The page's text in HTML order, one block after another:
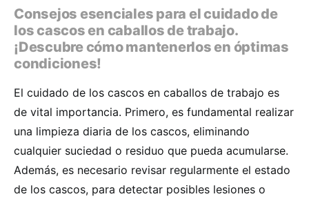
Consejos esenciales para el cuidado de
los cascos en caballos de trabajo.
¡Descubre cómo mantenerlos en óptimas
condiciones!
El cuidado de los cascos en caballos de trabajo es
de vital importancia. Primero, es fundamental realizar
una limpieza diaria de los cascos, eliminando
cualquier suciedad o residuo que pueda acumularse.
Además, es necesario revisar regularmente el estado
de los cascos, para detectar posibles lesiones o